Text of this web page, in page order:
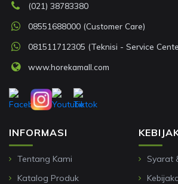
INFORMASI
Tentang Kami
Katalog Produk
Syarat
(021) 38783380
08551688000 (Customer Care)
081511712305 (Teknisi - Service
www.horekamall.com